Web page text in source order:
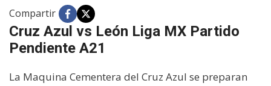
Compartir
Cruz Azul vs León Liga MX Partido
Pendiente A21
La Maquina Cementera del Cruz Azul se preparan